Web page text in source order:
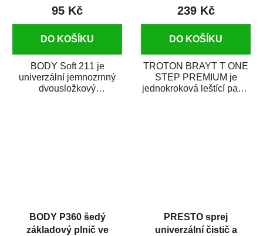
95 Kč
DO KOŠÍKU
BODY Soft 211 je
univerzální jemnozrnný
dvousložkový
239 Kč
DO KOŠÍKU
TROTON BRAYT T ONE
STEP PREMIUM je
jednokroková leštící pasta
BODY P360 šedý
základový plnič ve
PRESTO sprej
univerzální čistič a